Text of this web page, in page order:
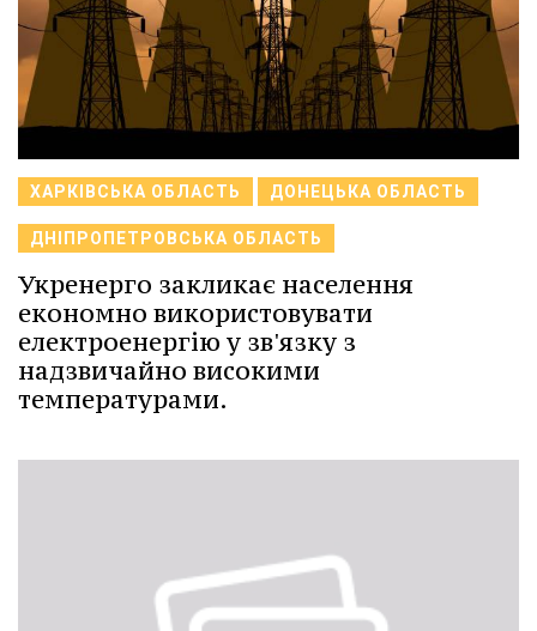
ХАРКІВСЬКА ОБЛАСТЬ ДОНЕЦЬКА ОБЛАСТЬ
ДНІПРОПЕТРОВСЬКА ОБЛАСТЬ
Укренерго закликає населення
економно використовувати
електроенергію у зв'язку з
надзвичайно високими
температурами.